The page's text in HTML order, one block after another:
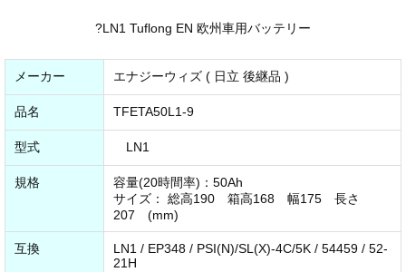
?LN1 Tuflong EN 欧州車用バッテリー
メーカー エナジーウィズ ( 日立 後継品 )
品名 TFETA50L1-9
型式 LN1
規格
容量(20時間率)：50Ah
サイズ： 総高190 箱高168 幅175 長さ
207 (mm)
互換
LN1 / EP348 / PSI(N)/SL(X)-4C/5K / 54459 / 52-
21H